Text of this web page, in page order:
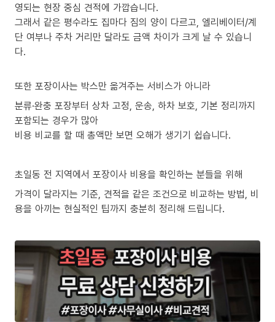
영되는 현장 중심 견적에 가깝습니다.
그래서 같은 평수라도 집마다 짐의 양이 다르고, 엘리베이터/계
단 여부나 주차 거리만 달라도 금액 차이가 크게 날 수 있습니
다.
또한 포장이사는 박스만 옮겨주는 서비스가 아니라
분류·완충 포장부터 상차 고정, 운송, 하차 보호, 기본 정리까지
포함되는 경우가 많아
비용 비교를 할 때 총액만 보면 오해가 생기기 쉽습니다.
초일동 전 지역에서 포장이사 비용을 확인하는 분들을 위해
가격이 달라지는 기준, 견적을 같은 조건으로 비교하는 방법, 비
용을 아끼는 현실적인 팁까지 충분히 정리해 드립니다.